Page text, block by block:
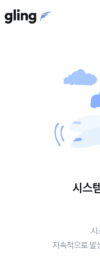
시스
시
지속적으로 발